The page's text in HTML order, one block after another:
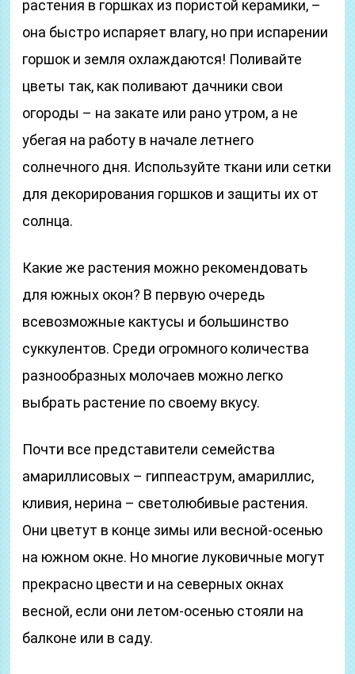
растения в горшках из пористой керамики, –
она быстро испаряет влагу, но при испарении
горшок и земля охлаждаются! Поливайте
цветы так, как поливают дачники свои
огороды – на закате или рано утром, а не
убегая на работу в начале летнего
солнечного дня. Используйте ткани или сетки
для декорирования горшков и защиты их от
солнца.
Какие же растения можно рекомендовать
для южных окон? В первую очередь
всевозможные кактусы и большинство
суккулентов. Среди огромного количества
разнообразных молочаев можно легко
выбрать растение по своему вкусу.
Почти все представители семейства
амариллисовых – гиппеаструм, амариллис,
кливия, нерина – светолюбивые растения.
Они цветут в конце зимы или весной-осенью
на южном окне. Но многие луковичные могут
прекрасно цвести и на северных окнах
весной, если они летом-осенью стояли на
балконе или в саду.